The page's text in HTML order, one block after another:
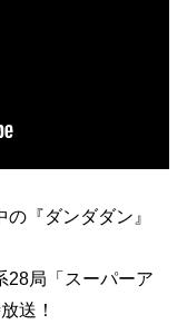
『ダンダダン』
28局「スーパーア
送！